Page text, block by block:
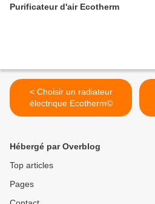
Purificateur d'air Ecotherm
< Choisir un radiateur
électrique Ecotherm©
Hébergé par Overblog
Top articles
Pages